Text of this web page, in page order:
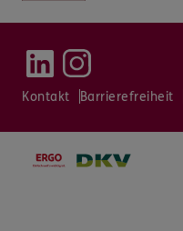
Kontakt Barrierefreiheit